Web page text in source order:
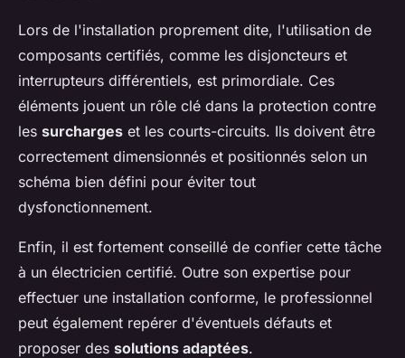
Lors de l'installation proprement dite, l'utilisation de
composants certifiés, comme les disjoncteurs et
interrupteurs différentiels, est primordiale. Ces
éléments jouent un rôle clé dans la protection contre
les surcharges et les courts-circuits. Ils doivent être
correctement dimensionnés et positionnés selon un
schéma bien défini pour éviter tout
dysfonctionnement.
Enfin, il est fortement conseillé de confier cette tâche
à un électricien certifié. Outre son expertise pour
effectuer une installation conforme, le professionnel
peut également repérer d'éventuels défauts et
proposer des solutions adaptées.